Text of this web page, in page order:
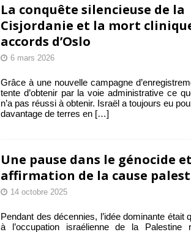
La conquête silencieuse de la
Cisjordanie et la mort
accords d’Oslo
6 mars 2026
Grâce à une nouvelle campagne
tente d’obtenir par la voie administrative ce
n’a pas réussi à obtenir. Israël a toujours eu
davantage de terres en […]
Une pause dans le génocide
affirmation de la cause
14 octobre 2025
Pendant des décennies, l’idée dominante était
à l’occupation israélienne de la Palestine